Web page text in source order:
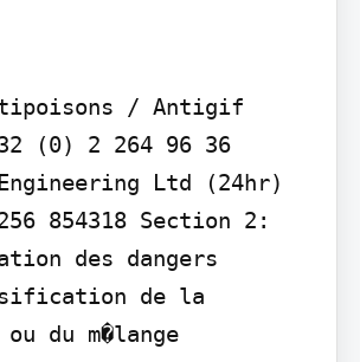
/ Antigif
(0) 2 264 96 36
Engineering Ltd (24hr)
854318 Section 2:
des dangers
de la
du m�lange